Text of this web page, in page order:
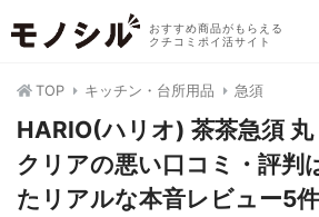
おすすめ商品がもらえる
クチコミポイ活サイト
TOP キッチン・台所用品 急須
HARIO(ハリオ) 茶茶急須
クリアの悪い口コミ・評判
たリアルな本音レビュー5件